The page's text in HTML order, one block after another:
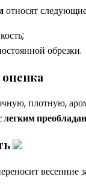
относят
обрезки.
плотную,
легким
весенние